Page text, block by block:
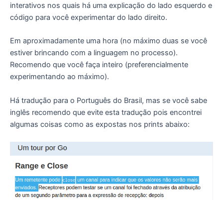
interativos nos quais há uma explicação do lado esquerdo e
código para você experimentar do lado direito.
Em aproximadamente uma hora (no máximo duas se você
estiver brincando com a linguagem no processo).
Recomendo que você faça inteiro (preferencialmente
experimentando ao máximo).
Há tradução para o Português do Brasil, mas se você sabe
inglês recomendo que evite esta tradução pois encontrei
algumas coisas como as expostas nos prints abaixo: